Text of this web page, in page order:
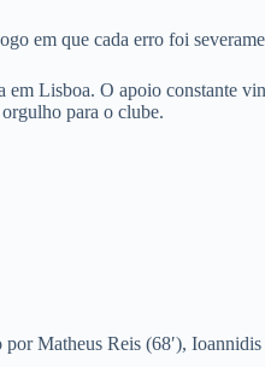
em que cada erro foi
Lisboa. O apoio constante
para o clube.
Matheus Reis (68′), Ioannidis